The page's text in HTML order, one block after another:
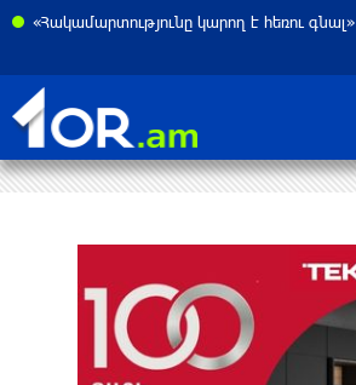
«Հակամարտությունը կարող է հեռու գնալ»